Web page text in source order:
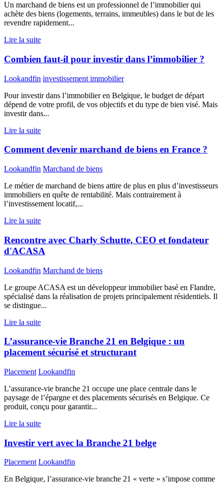
Un marchand de biens est un professionnel de l’immobilier qui
achète des biens (logements, terrains, immeubles) dans le but de les
revendre rapidement...
Lire la suite
Combien faut-il pour investir dans l’immobilier ?
Lookandfin investissement immobilier
Pour investir dans l’immobilier en Belgique, le budget de départ
dépend de votre profil, de vos objectifs et du type de bien visé. Mais
investir dans...
Lire la suite
Comment devenir marchand de biens en France ?
Lookandfin Marchand de biens
Le métier de marchand de biens attire de plus en plus d’investisseurs
immobiliers en quête de rentabilité. Mais contrairement à
l’investissement locatif,...
Lire la suite
Rencontre avec Charly Schutte, CEO et fondateur
d'ACASA
Lookandfin Marchand de biens
Le groupe ACASA est un développeur immobilier basé en Flandre,
spécialisé dans la réalisation de projets principalement résidentiels. Il
se distingue...
Lire la suite
L’assurance-vie Branche 21 en Belgique : un
placement sécurisé et structurant
Placement Lookandfin
L’assurance-vie branche 21 occupe une place centrale dans le
paysage de l’épargne et des placements sécurisés en Belgique. Ce
produit, conçu pour garantir...
Lire la suite
Investir vert avec la Branche 21 belge
Placement Lookandfin
En Belgique, l’assurance-vie branche 21 « verte » s’impose comme